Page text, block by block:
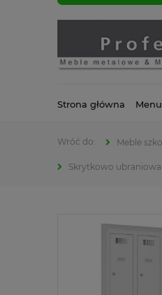
Strona główna Menu
Meble
Skrytkowo ubraniowa